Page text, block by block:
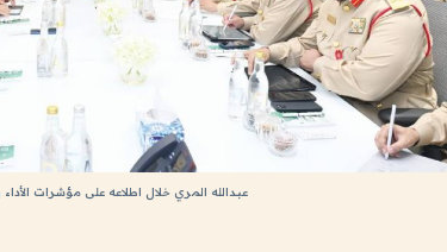
عبدالله المري خلال اطلاعه على مؤشرات